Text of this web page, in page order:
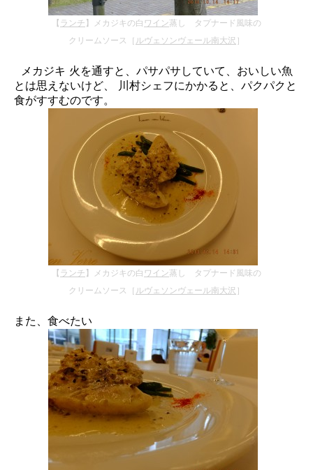
【 ランチ 】メカジキの白 ワイン蒸し タプナード風味の
クリームソース［ ルヴェソンヴェール南大沢
メカジキ 火を通すと、パサパサしていて、おいしい魚
とは思えないけど、 川村シェフにかかると、パクパクと
食がすすむのです。
【 ランチ 】メカジキの白 ワイン蒸し タプナード風味の
クリームソース［ ルヴェソンヴェール南大沢
また、食べたい